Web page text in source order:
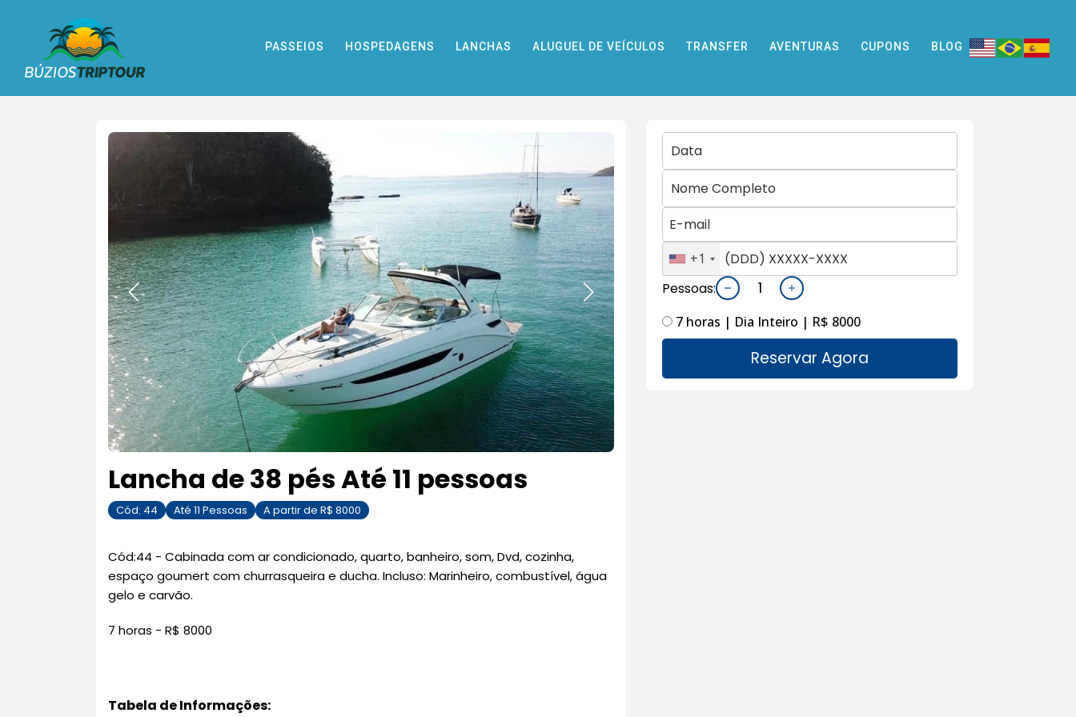
PASSEIOS HOSPEDAGENS LANCHAS ALUGUEL DE VEÍCULOS TRANSFER AVENTURAS CUPONS BLOG
Lancha de 38 pés Até 11 pessoas
Cód: 44 Até 11 Pessoas A partir de R$ 8000
Cód:44 - Cabinada com ar condicionado, quarto, banheiro, som, Dvd, cozinha,
espaço goumert com churrasqueira e ducha. Incluso: Marinheiro, combustível, água
gelo e carvão.
7 horas - R$ 8000
Tabela de Informações:
+1
Pessoas:
7 horas | Dia Inteiro | R$ 8000
Reservar Agora